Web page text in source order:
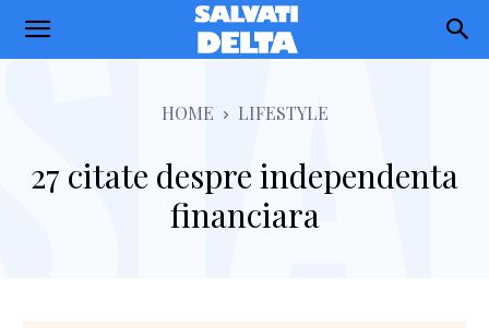
Salvati
HOME LIFESTYLE
27 citate despre independenta
financiara